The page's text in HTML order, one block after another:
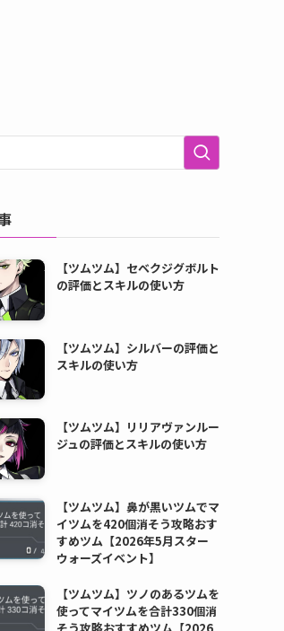
【ツムツム】セベクジグボルト
の評価とスキルの使い方
【ツムツム】シルバーの評価と
スキルの使い方
【ツムツム】リリアヴァンルー
ジュの評価とスキルの使い方
【ツムツム】鼻が黒いツムでマ
イツムを420個消そう攻略おす
すめツム【2026年5月スター
ウォーズイベント】
【ツムツム】ツノのあるツムを
使ってマイツムを合計330個消